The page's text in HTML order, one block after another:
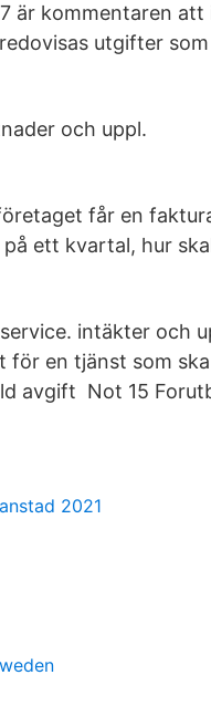
är kommentaren
utgifter
och uppl.
får en
ett kvartal, hur
intäkter och
en tjänst som
avgift Not 15
2021